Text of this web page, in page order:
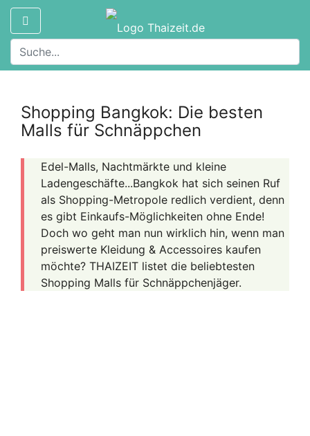
Shopping Bangkok: Die besten
Malls für Schnäppchen
Edel-Malls, Nachtmärkte und kleine
Ladengeschäfte...Bangkok hat sich seinen Ruf
als Shopping-Metropole redlich verdient, denn
es gibt Einkaufs-Möglichkeiten ohne Ende!
Doch wo geht man nun wirklich hin, wenn man
preiswerte Kleidung & Accessoires kaufen
möchte? THAIZEIT listet die beliebtesten
Shopping Malls für Schnäppchenjäger.